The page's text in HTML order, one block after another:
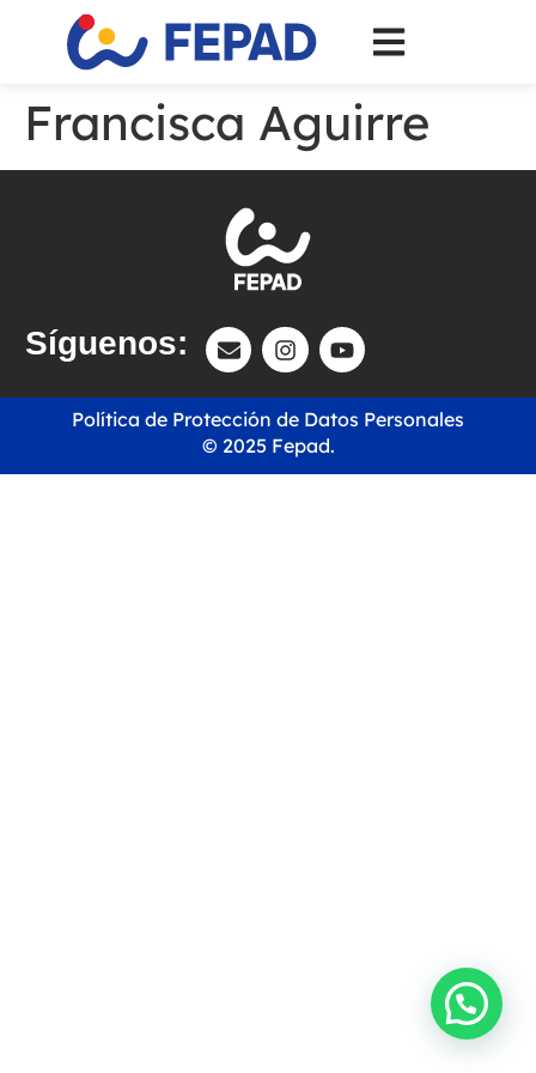
Francisca Aguirre
Síguenos:
© 2025 Fepad.
Política de Protección de Datos Personales